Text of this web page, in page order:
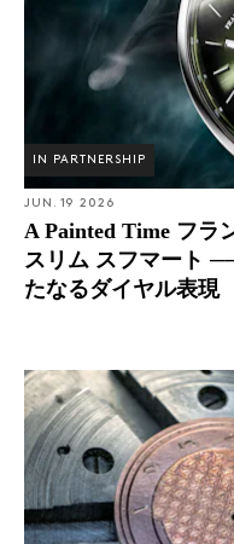
IN PARTNERSHIP
JUN. 19 2026
A Painted Time フラ
スリム スフマート
たなるダイヤル表現